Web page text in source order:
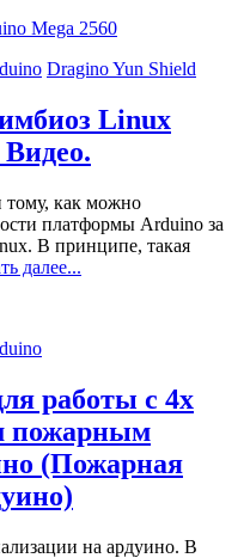
Dragino Yun Shield
Linux
тому, как можно
платформы Arduino за
В принципе, такая
далее...
работы с 4х
пожарным
(Пожарная
на ардуино. В